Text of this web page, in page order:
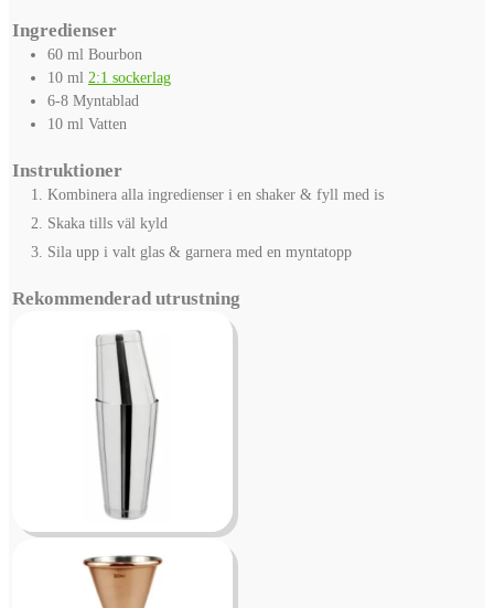
Ingredienser
60 ml Bourbon
10 ml 2:1 sockerlag
6-8 Myntablad
10 ml Vatten
Instruktioner
Kombinera alla ingredienser i en shaker & fyll med is
Skaka tills väl kyld
Sila upp i valt glas & garnera med en myntatopp
Rekommenderad utrustning